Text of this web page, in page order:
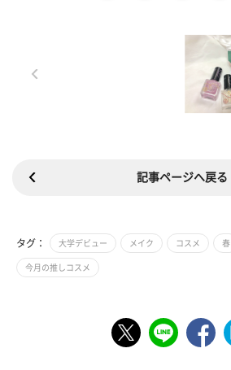
記事ページへ戻る
タグ： 大学デビュー メイク コスメ 春
今月の推しコスメ